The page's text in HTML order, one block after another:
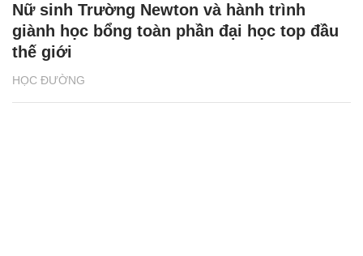
HỌC ĐƯỜNG
Nữ sinh Trường Newton và hành trình
giành học bổng toàn phần đại học top đầu
thế giới